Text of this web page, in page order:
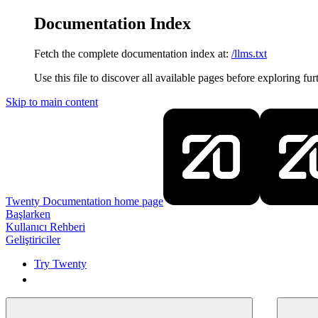
Documentation Index
Fetch the complete documentation index at: /llms.txt
Use this file to discover all available pages before exploring
Skip to main content
Twenty Documentation home page
Başlarken
Kullanıcı Rehberi
Geliştiriciler
Try Twenty